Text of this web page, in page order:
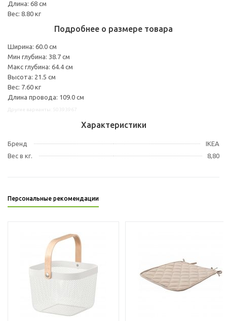
Длина: 68 см
Вес: 8.80 кг
Подробнее о размере товара
Ширина: 60.0 см
Мин глубина: 38.7 см
Макс глубина: 64.4 см
Высота: 21.5 см
Вес: 7.60 кг
Длина провода: 109.0 см
Характеристики
Бренд
IKEA
Вес в кг.
8,80
Персональные рекомендации